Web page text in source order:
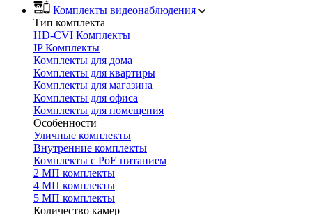
Комплекты видеонаблюдения
Тип комплекта
HD-CVI Комплекты
IP Комплекты
Комплекты для дома
Комплекты для квартиры
Комплекты для магазина
Комплекты для офиса
Комплекты для помещения
Особенности
Уличные комплекты
Внутренние комплекты
Комплекты с PoE питанием
2 МП комплекты
4 МП комплекты
5 МП комплекты
Количество камер